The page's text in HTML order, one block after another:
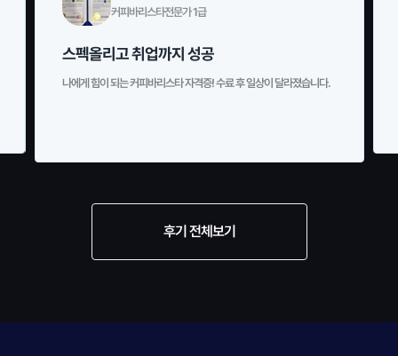
커피바리스타전문가 1급
스펙올리고 취업까지 성공
나에게 힘이 되는 커피바리스타 자격증! 수료 후 일상이 달라졌습니다.
후기 전체보기